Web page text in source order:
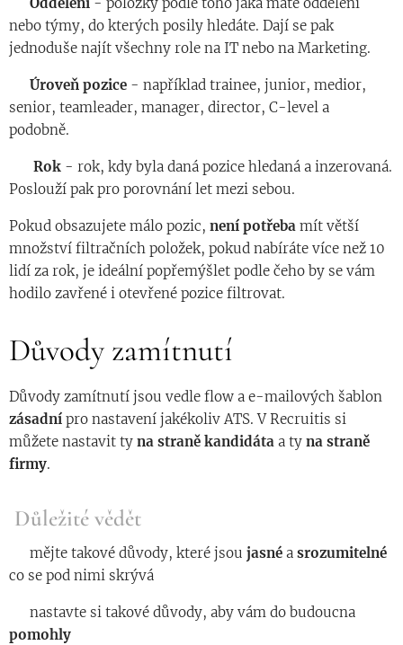
nebo týmy, do kterých posily hledáte. Dají se pak
jednoduše najít všechny role na IT nebo na Marketing.
Úroveň pozice - například trainee, junior, medior,
senior, teamleader, manager, director, C-level a
podobně.
Rok - rok, kdy byla daná pozice hledaná a inzerovaná.
Poslouží pak pro porovnání let mezi sebou.
Pokud obsazujete málo pozic, není potřeba mít větší
množství filtračních položek, pokud nabíráte více než 10
lidí za rok, je ideální popřemýšlet podle čeho by se vám
hodilo zavřené i otevřené pozice filtrovat.
Důvody zamítnutí
Důvody zamítnutí jsou vedle flow a e-mailových šablon
zásadní pro nastavení jakékoliv ATS. V Recruitis si
můžete nastavit ty na straně kandidáta a ty na straně
firmy.
Důležité vědět
◾️ mějte takové důvody, které jsou jasné a srozumitelné
co se pod nimi skrývá
◾️ nastavte si takové důvody, aby vám do budoucna
pomohly